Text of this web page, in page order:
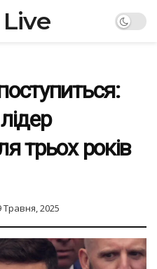
трьох років
Травня, 2025